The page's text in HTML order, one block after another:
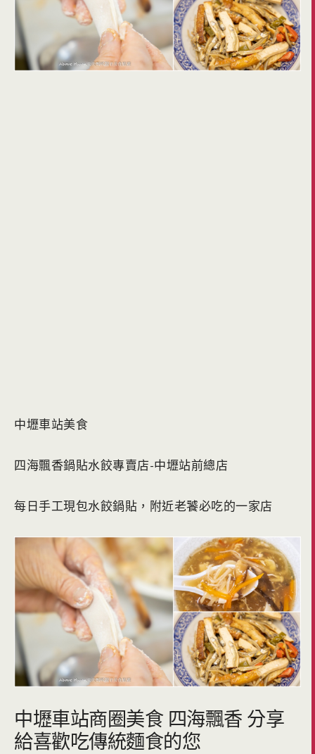
中壢車站美食
四海飄香鍋貼水餃專賣店-中壢站前總店
每日手工現包水餃鍋貼，附近老饕必吃的一家店
中壢車站商圈美食 四海飄香 分享
給喜歡吃傳統麵食的您